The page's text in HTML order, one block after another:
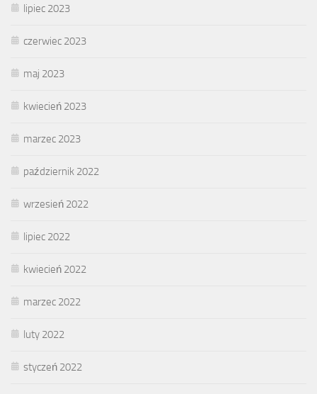
lipiec 2023
czerwiec 2023
maj 2023
kwiecień 2023
marzec 2023
październik 2022
wrzesień 2022
lipiec 2022
kwiecień 2022
marzec 2022
luty 2022
styczeń 2022